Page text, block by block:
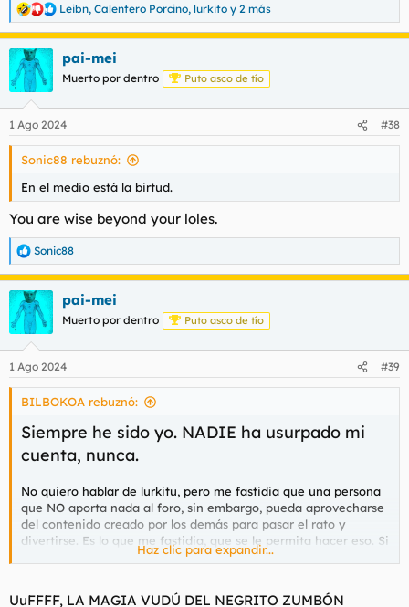
R
e
a
c
c
i
e
s
Leibn, Calentero Porcino, lurkito y 2 más
pai-mei
Muerto por dentro Puto asco de tío
1 Ago 2024 #38
Sonic88 rebuznó:
En el medio está la birtud.
You are wise beyond your loles.
R
e
a
c
c
i
e
s
Sonic88
pai-mei
Muerto por dentro Puto asco de tío
1 Ago 2024 #39
BILBOKOA rebuznó:
Siempre he sido yo. NADIE ha usurpado mi
cuenta, nunca.
No quiero hablar de lurkitu, pero me fastidia que una persona
que NO aporta nada al foro, sin embargo, pueda aprovecharse
del contenido creado por los demás para pasar el rato y
divertirse. Es lo que me fastidia, que se le permita hacer eso. Si
no quieres aportar nada y sólo quieres pasar el rato viendo lo
imbécil a dar hijoputas. Todo empezó porque en su momento le
Haz clic para expandir...
UuFFFF, LA MAGIA VUDÚ DEL NEGRITO ZUMBÓN